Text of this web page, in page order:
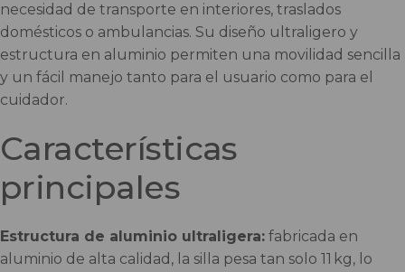
necesidad de transporte en interiores, traslados
domésticos o ambulancias. Su diseño ultraligero y
estructura en aluminio permiten una movilidad sencilla
y un fácil manejo tanto para el usuario como para el
cuidador.
Características
principales
Estructura de aluminio ultraligera: fabricada en
aluminio de alta calidad, la silla pesa tan solo 11 kg, lo